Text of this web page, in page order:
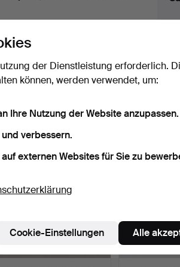
dieses Objekt
Ihrer Suche
der Dienstleistung erforderlich.
können, werden verwendet, um:
Ihre Nutzung der Website anzupassen.
verbessern.
externen Websites für Sie zu
Cookie-Einstellungen Alle